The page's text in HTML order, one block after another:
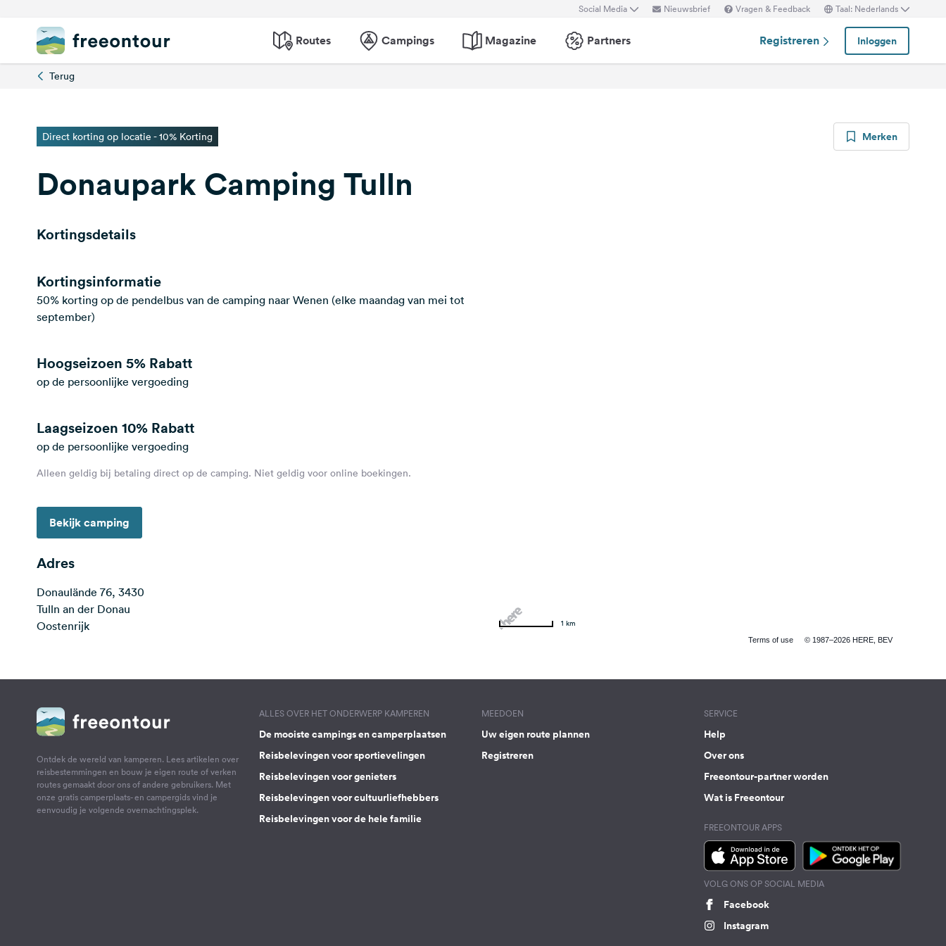
Social Media Nieuwsbrief Vragen & Feedback Taal: Nederlands
Routes Campings Magazine Partners Registreren Inloggen
Terug
Direct korting op locatie - 10% Korting Merken
Donaupark Camping Tulln
Kortingsdetails
Kortingsinformatie
50% korting op de pendelbus van de camping naar Wenen (elke maandag van mei tot
september)
Hoogseizoen 5% Rabatt
op de persoonlijke vergoeding
Laagseizoen 10% Rabatt
op de persoonlijke vergoeding
Alleen geldig bij betaling direct op de camping. Niet geldig voor online boekingen.
Bekijk camping
Adres
Donaulände 76, 3430
Tulln an der Donau
Oostenrijk
Terms of use © 1987–2026 HERE, BEV
1 km
Ontdek de wereld van kamperen. Lees artikelen over
reisbestemmingen en bouw je eigen route of verken
routes gemaakt door ons of andere gebruikers. Met
onze gratis camperplaats- en campergids vind je
eenvoudig je volgende overnachtingsplek.
ALLES OVER HET ONDERWERP KAMPEREN
De mooiste campings en camperplaatsen
Reisbelevingen voor sportievelingen
Reisbelevingen voor genieters
Reisbelevingen voor cultuurliefhebbers
Reisbelevingen voor de hele familie
MEEDOEN
Uw eigen route plannen
Registreren
SERVICE
Help
Over ons
Freeontour-partner worden
Wat is Freeontour
FREEONTOUR APPS
VOLG ONS OP SOCIAL MEDIA
Facebook
Instagram